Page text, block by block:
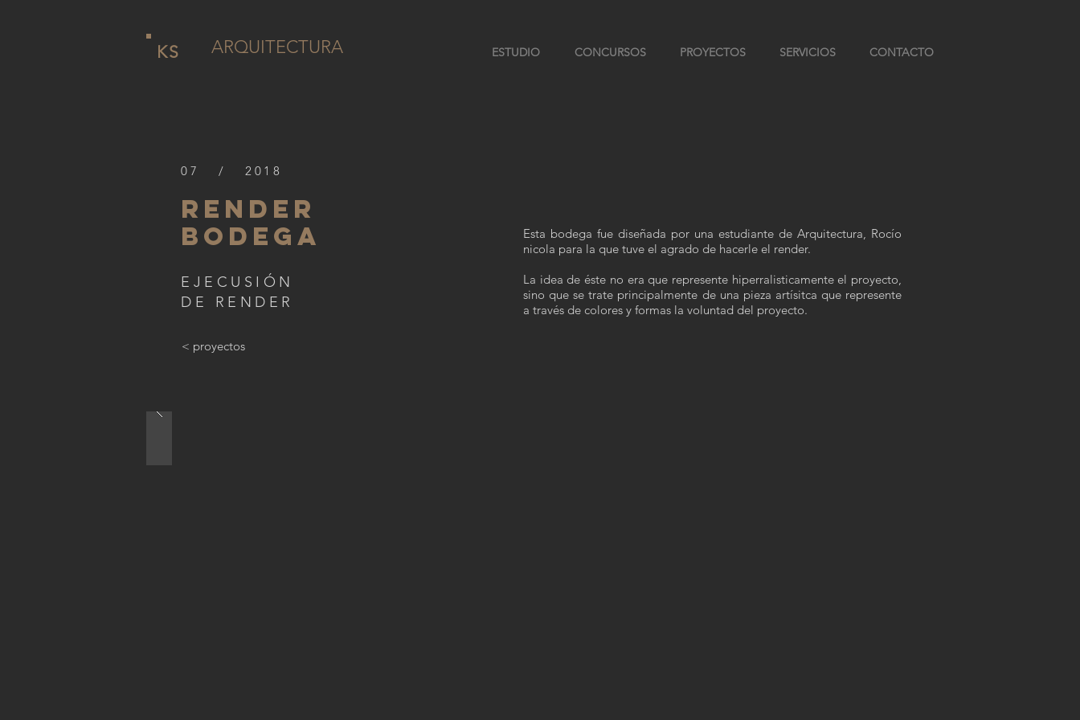
KS ARQUITECTURA ESTUDIO CONCURSOS PROYECTOS SERVICIOS CONTACTO
07 / 2018
render
bodega
EJECUSIÓN
DE RENDER
Esta bodega fue diseñada por una estudiante de Arquitectura, Rocío
nicola para la que tuve el agrado de hacerle el render.
La idea de éste no era que represente hiperralisticamente el proyecto,
sino que se trate principalmente de una pieza artísitca que represente
a través de colores y formas la voluntad del proyecto.
< proyectos